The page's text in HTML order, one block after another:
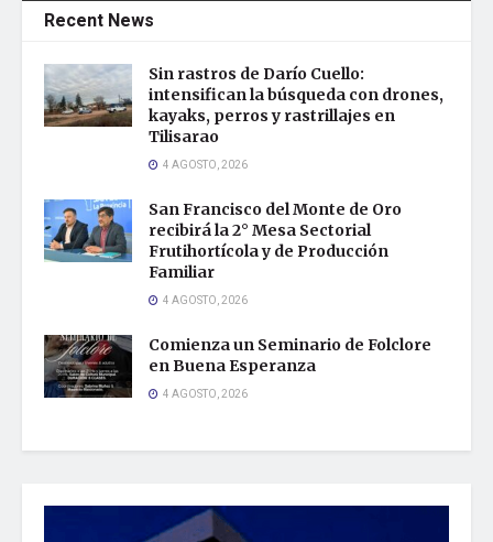
Recent News
Sin rastros de Darío Cuello:
intensifican la búsqueda con drones,
kayaks, perros y rastrillajes en
Tilisarao
4 AGOSTO, 2026
San Francisco del Monte de Oro
recibirá la 2° Mesa Sectorial
Frutihortícola y de Producción
Familiar
4 AGOSTO, 2026
Comienza un Seminario de Folclore
en Buena Esperanza
4 AGOSTO, 2026